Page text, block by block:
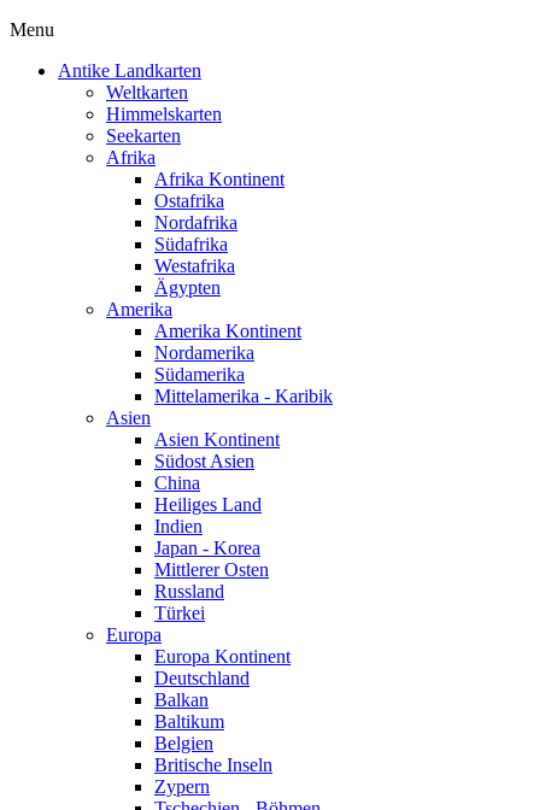
Menu
Antike Landkarten
Weltkarten
Himmelskarten
Seekarten
Afrika
Afrika Kontinent
Ostafrika
Nordafrika
Südafrika
Westafrika
Ägypten
Amerika
Amerika Kontinent
Nordamerika
Südamerika
Mittelamerika - Karibik
Asien
Asien Kontinent
Südost Asien
China
Heiliges Land
Indien
Japan - Korea
Mittlerer Osten
Russland
Türkei
Europa
Europa Kontinent
Deutschland
Balkan
Baltikum
Belgien
Britische Inseln
Zypern